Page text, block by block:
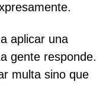
aplicar una
gente responde.
multa sino que